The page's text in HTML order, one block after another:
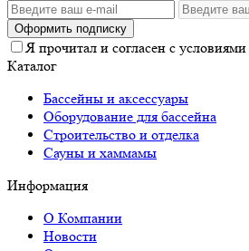
Оформить подписку
Я прочитал и согласен с условиями
Каталог
Бассейны и аксессуары
Оборудование для бассейна
Строительство и отделка
Сауны и хаммамы
Информация
О Компании
Новости